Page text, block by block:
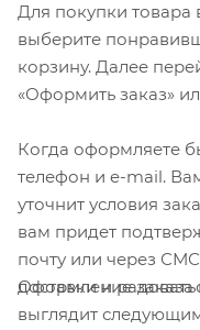
Для покупки
выберите
корзину. Далее
«Оформить заказ»
Когда оформляете
телефон и e-mail.
уточнит условия
вам придет
почту или через
доставки и
Оформление заказа
выглядит